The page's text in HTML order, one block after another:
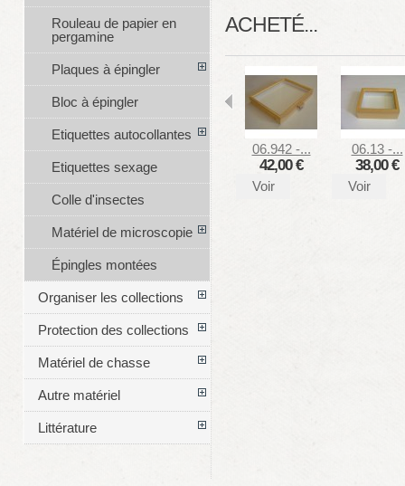
ACHETÉ...
06.942 -...
42,00 €
Voir
06.13 -...
38,00 €
Voir
Rouleau de papier en
pergamine
Plaques à épingler
Bloc à épingler
Etiquettes autocollantes
Etiquettes sexage
Colle d'insectes
Matériel de microscopie
Épingles montées
Organiser les collections
Protection des collections
Matériel de chasse
Autre matériel
Littérature